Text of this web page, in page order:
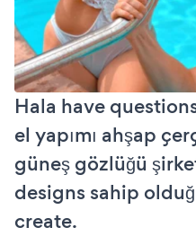
Hala have
el yapımı ahşap
güneş gözlüğü
designs sahip
create.